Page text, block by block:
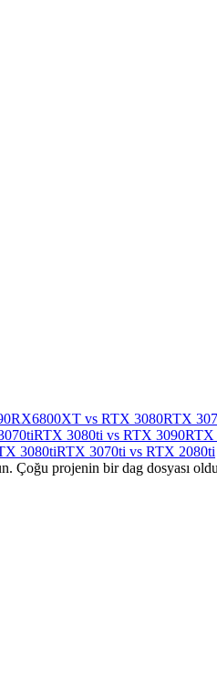
RX6800XT vs RTX 3080RTX
RTX 3080ti vs RTX 3090RTX
3080tiRTX 3070ti vs RTX 2080ti
projenin bir dag dosyası